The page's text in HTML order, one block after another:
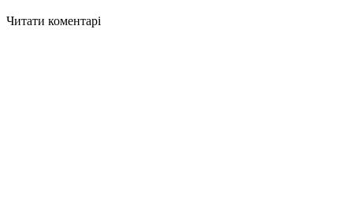
Читати коментарі